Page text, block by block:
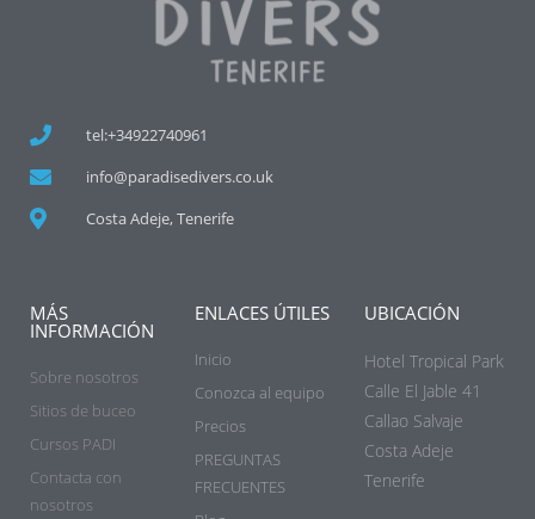
tel:+34922740961
info@paradisedivers.co.uk
Costa Adeje, Tenerife
MÁS
INFORMACIÓN
Sobre nosotros
Sitios de buceo
Cursos PADI
Contacta con
nosotros
ENLACES ÚTILES
Inicio
Conozca al equipo
Precios
PREGUNTAS
FRECUENTES
UBICACIÓN
Hotel Tropical Park
Calle El Jable 41
Callao Salvaje
Costa Adeje
Tenerife